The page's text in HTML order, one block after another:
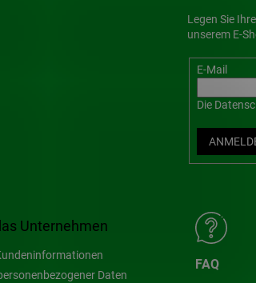
Unternehmen
Daten
FAQ
Legen Sie
unserem E-
E-Mail
Die